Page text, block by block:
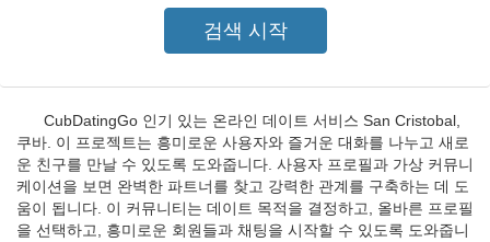
CubDatingGo 인기 있는 온라인 데이트 서비스 San Cristobal,
쿠바. 이 프로젝트는 흥미로운 사용자와 즐거운 대화를 나누고 새로
운 친구를 만날 수 있도록 도와줍니다. 사용자 프로필과 가상 커뮤니
케이션을 보면 완벽한 파트너를 찾고 강력한 관계를 구축하는 데 도
움이 됩니다. 이 커뮤니티는 데이트 목적을 결정하고, 올바른 프로필
을 선택하고, 흥미로운 회원들과 채팅을 시작할 수 있도록 도와줍니